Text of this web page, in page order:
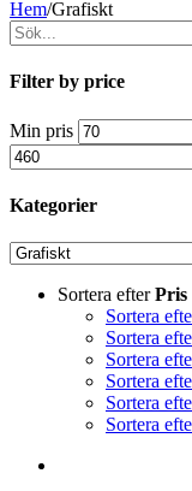
Hem/Grafiskt
Filter by price
Min pris
Kategorier
Sortera efterPris
Sortera
Sortera
Sortera
Sortera
Sortera
Sortera